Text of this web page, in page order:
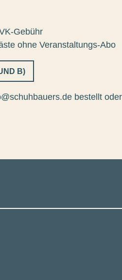
Gebühr
ohne Veranstaltungs-Abo
B)
bestellt